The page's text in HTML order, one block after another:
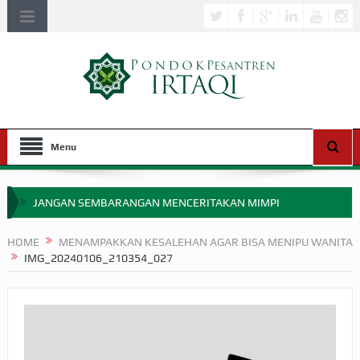
Menu
JANGAN SEMBARANGAN MENCERITAKAN MIMPI
MIMPI YANG DIABAIKAN MENJELANG PERANG BADAR
HOME
MENAMPAKKAN KESALEHAN AGAR BISA MENIPU WANITA
IMG_20240106_210354_027